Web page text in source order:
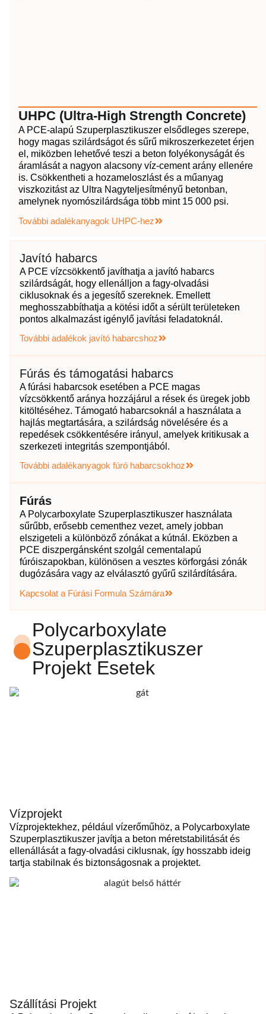
UHPC (Ultra-High Strength Concrete)
A PCE-alapú Szuperplasztikuszer elsődleges szerepe,
hogy magas szilárdságot és sűrű mikroszerkezetet érjen
el, miközben lehetővé teszi a beton folyékonyságát és
áramlását a nagyon alacsony víz-cement arány ellenére
is. Csökkentheti a hozameloszlást és a műanyag
viszkozitást az Ultra Nagyteljesítményű betonban,
amelynek nyomószilárdsága több mint 15 000 psi.
További adalékanyagok UHPC-hez
Javító habarcs
A PCE vízcsökkentő javíthatja a javító habarcs
szilárdságát, hogy ellenálljon a fagy-olvadási
ciklusoknak és a jegesítő szereknek. Emellett
meghosszabbíthatja a kötési időt a sérült területeken
pontos alkalmazást igénylő javítási feladatoknál.
További adalékok javító habarcshoz
Fúrás és támogatási habarcs
A fúrási habarcsok esetében a PCE magas
vízcsökkentő aránya hozzájárul a rések és üregek jobb
kitöltéséhez. Támogató habarcsoknál a használata a
hajlás megtartására, a szilárdság növelésére és a
repedések csökkentésére irányul, amelyek kritikusak a
szerkezeti integritás szempontjából.
További adalékanyagok fúró habarcsokhoz
Fúrás
A Polycarboxylate Szuperplasztikuszer használata
sűrűbb, erősebb cementhez vezet, amely jobban
elszigeteli a különböző zónákat a kútnál. Eközben a
PCE diszpergánsként szolgál cementalapú
fúróiszapokban, különösen a vesztes körforgási zónák
dugózására vagy az elválasztó gyűrű szilárdítására.
Kapcsolat a Fúrási Formula Számára
Polycarboxylate
Szuperplasztikuszer
Projekt Esetek
Vízprojekt
Vízprojektekhez, például vízerőműhöz, a Polycarboxylate
Szuperplasztikuszer javítja a beton méretstabilitását és
ellenállását a fagy-olvadási ciklusnak, így hosszabb ideig
tartja stabilnak és biztonságosnak a projektet.
Szállítási Projekt